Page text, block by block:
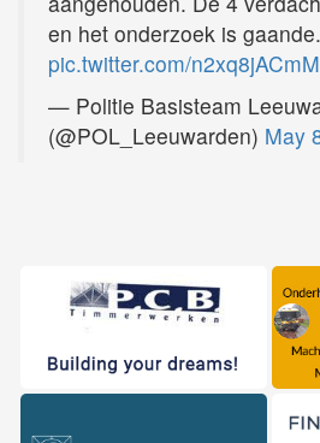
en het onderzoek is gaande.
pic.twitter.com/n2xq8jACmM
— Politie Basisteam
(@POL_Leeuwarden) May